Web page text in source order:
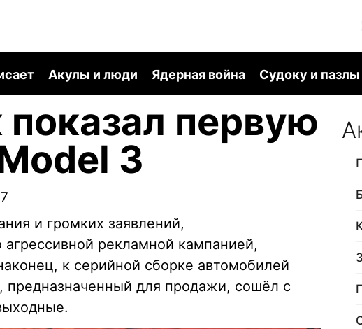
Акулы и люди Ядерная война Судоку и пазлы
первую
3
и громких заявлений,
рекламной кампанией,
к серийной сборке автомобилей
для продажи, сошёл с